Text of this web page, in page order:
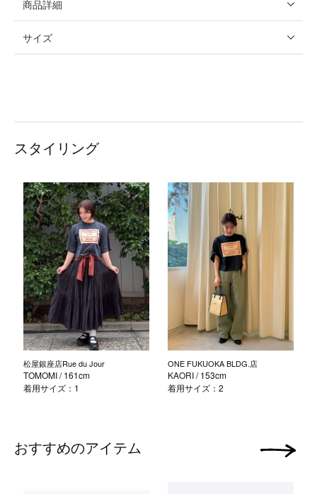
商品詳細
サイズ
スタイリング
松屋銀座店Rue du Jour
TOMOMI/ 161cm
着用サイズ：1
ONE FUKUOKA BLDG.店
KAORI/ 153cm
着用サイズ：2
おすすめのアイテム 次の画像